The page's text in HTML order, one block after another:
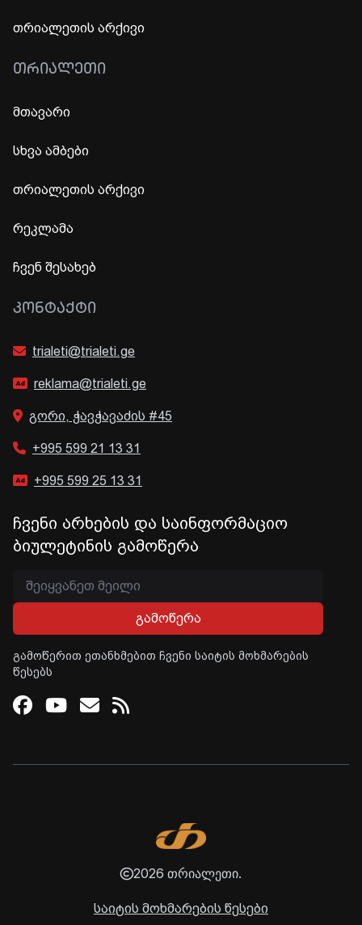
თრიალეთის არქივი
ᲗᲠᲘᲐᲚᲔᲗᲘ
მთავარი
სხვა ამბები
თრიალეთის არქივი
რეკლამა
ჩვენ შესახებ
ᲙᲝᲜᲢᲐᲥᲢᲘ
trialeti@trialeti.ge
reklama@trialeti.ge
გორი, ჭავჭავაძის #45
+995 599 21 13 31
+995 599 25 13 31
ჩვენი არხების და საინფორმაციო
ბიულეტინის გამოწერა
გამოწერა
გამოწერით ეთანხმებით ჩვენი საიტის მოხმარების
წესებს
Facebook
Youtube
Email
RSS
2026 თრიალეთი.
საიტის მოხმარების წესები